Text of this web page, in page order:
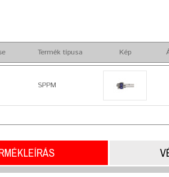
Termék típusa Kép
SPPM